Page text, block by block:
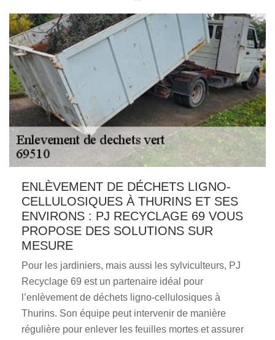
ENLÈVEMENT DE DÉCHETS LIGNO-
CELLULOSIQUES À THURINS ET SES
ENVIRONS : PJ RECYCLAGE 69 VOUS
PROPOSE DES SOLUTIONS SUR
MESURE
Pour les jardiniers, mais aussi les sylviculteurs, PJ
Recyclage 69 est un partenaire idéal pour
l’enlèvement de déchets ligno-cellulosiques à
Thurins. Son équipe peut intervenir de manière
régulière pour enlever les feuilles mortes et assurer